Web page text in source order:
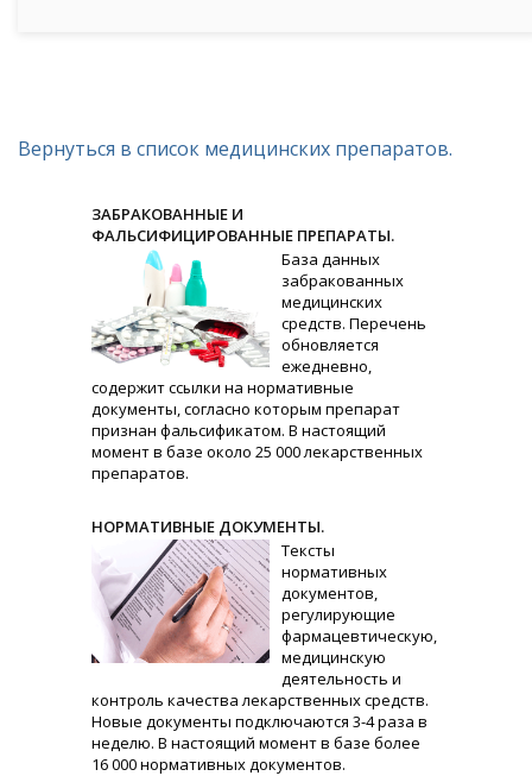
Вернуться в список медицинских препаратов.
ЗАБРАКОВАННЫЕ И
ФАЛЬСИФИЦИРОВАННЫЕ ПРЕПАРАТЫ.
База данных
забракованных
медицинских
средств. Перечень
обновляется
ежедневно,
содержит ссылки на нормативные
документы, согласно которым препарат
признан фальсификатом. В настоящий
момент в базе около 25 000 лекарственных
препаратов.
НОРМАТИВНЫЕ ДОКУМЕНТЫ.
Тексты
нормативных
документов,
регулирующие
фармацевтическую,
медицинскую
деятельность и
контроль качества лекарственных средств.
Новые документы подключаются 3-4 раза в
неделю. В настоящий момент в базе более
16 000 нормативных документов.